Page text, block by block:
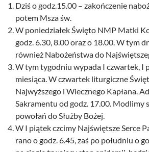
Dziś o godz.15.00 – zakończenie
potem Msza św.
W poniedziałek Święto NMP Matki
godz. 6.30, 8.00 oraz o 18.00. W tym
również Nabożeństwa do
W tym tygodniu wypada I czwartek, I
miesiąca. W czwartek liturgiczne
Najwyższego i Wiecznego Kapłana.
Sakramentu od godz. 17.00. Modlimy
powołań do Służby Bożej.
W I piątek czcimy Najświętsze Serce
rano o godz. 6.45, zaś po południu o